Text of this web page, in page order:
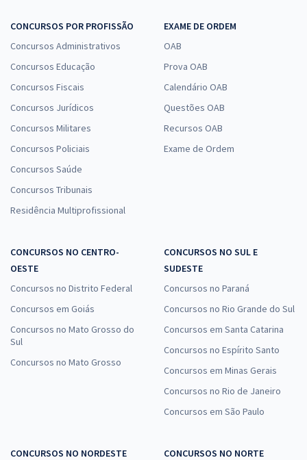
CONCURSOS POR PROFISSÃO
Concursos Administrativos
Concursos Educação
Concursos Fiscais
Concursos Jurídicos
Concursos Militares
Concursos Policiais
Concursos Saúde
Concursos Tribunais
Residência Multiprofissional
EXAME DE ORDEM
OAB
Prova OAB
Calendário OAB
Questões OAB
Recursos OAB
Exame de Ordem
CONCURSOS NO CENTRO-
OESTE
Concursos no Distrito Federal
Concursos em Goiás
Concursos no Mato Grosso do
Sul
Concursos no Mato Grosso
CONCURSOS NO SUL E
SUDESTE
Concursos no Paraná
Concursos no Rio Grande do Sul
Concursos em Santa Catarina
Concursos no Espírito Santo
Concursos em Minas Gerais
Concursos no Rio de Janeiro
Concursos em São Paulo
CONCURSOS NO NORDESTE
CONCURSOS NO NORTE